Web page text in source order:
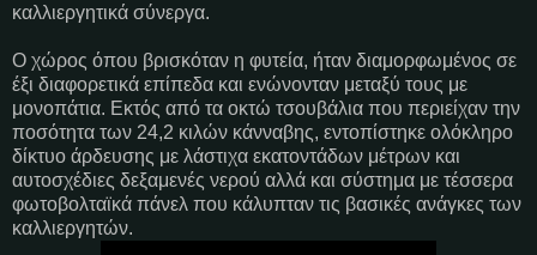
καλλιεργητικά σύνεργα.
Ο χώρος όπου βρισκόταν η φυτεία, ήταν διαμορφωμένος σε
έξι διαφορετικά επίπεδα και ενώνονταν μεταξύ τους με
μονοπάτια. Εκτός από τα οκτώ τσουβάλια που περιείχαν την
ποσότητα των 24,2 κιλών κάνναβης, εντοπίστηκε ολόκληρο
δίκτυο άρδευσης με λάστιχα εκατοντάδων μέτρων και
αυτοσχέδιες δεξαμενές νερού αλλά και σύστημα με τέσσερα
φωτοβολταϊκά πάνελ που κάλυπταν τις βασικές ανάγκες των
καλλιεργητών.